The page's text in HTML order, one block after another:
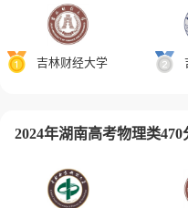
吉林财经大学
2024年湖南高考物理类